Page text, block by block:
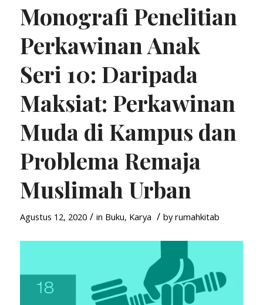
Monografi Penelitian
Perkawinan Anak
Seri 10: Daripada
Maksiat: Perkawinan
Muda di Kampus dan
Problema Remaja
Muslimah Urban
Agustus 12, 2020 / in Buku, Karya / byrumahkitab